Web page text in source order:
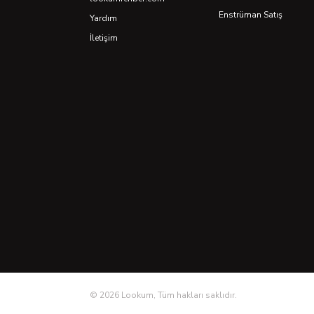
Yardım
İletişim
Enstrüman Satış
© 2026 Lookum, Tüm hakları saklıdır.